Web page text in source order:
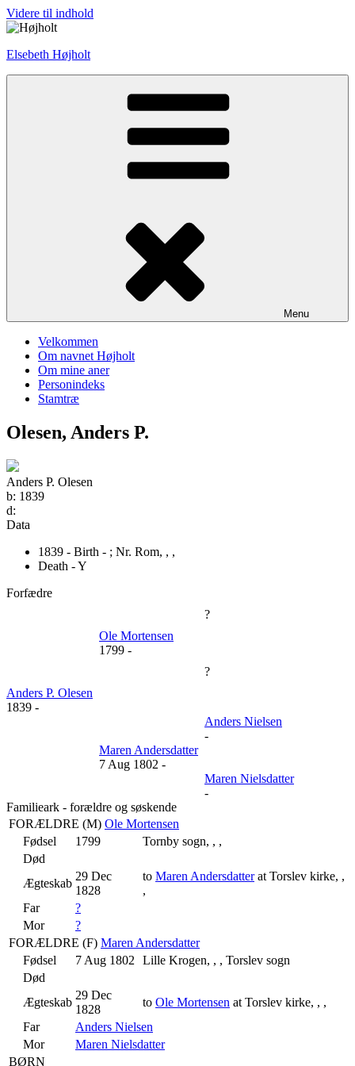
Videre til indhold
Elsebeth Højholt
Menu
Velkommen
Om navnet Højholt
Om mine aner
Personindeks
Stamtræ
Olesen, Anders P.
Anders P. Olesen
b: 1839
d:
Data
1839 - Birth - ; Nr. Rom, , ,
Death - Y
Forfædre
?
Ole Mortensen
1799 -
?
Anders P. Olesen
1839 -
Anders Nielsen
-
Maren Andersdatter
7 Aug 1802 -
Maren Nielsdatter
-
Familieark - forældre og søskende
FORÆLDRE (M) Ole Mortensen
Fødsel
1799
Tornby sogn, , ,
Død
Ægteskab
29 Dec
1828
to Maren Andersdatter at Torslev kirke, ,
,
Far
?
Mor
?
FORÆLDRE (F) Maren Andersdatter
Fødsel
7 Aug 1802
Lille Krogen, , , Torslev sogn
Død
Ægteskab
29 Dec
1828
to Ole Mortensen at Torslev kirke, , ,
Far
Anders Nielsen
Mor
Maren Nielsdatter
BØRN